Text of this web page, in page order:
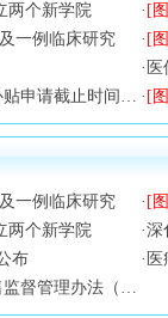
两个新学院 · [
一例临床研究 · [
·
的通知》政策解读 · [
一例临床研究 · [
两个新学院 ·深
布 ·
案征求意见稿）》意见